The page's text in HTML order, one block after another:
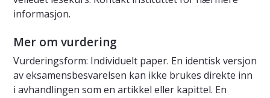
informasjon.
Mer om vurdering
Vurderingsform: Individuelt paper. En identisk versjon
av eksamensbesvarelsen kan ikke brukes direkte inn
i avhandlingen som en artikkel eller kapittel. En